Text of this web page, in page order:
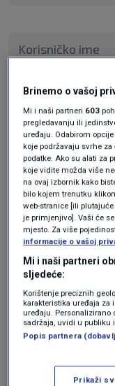
Brinemo o vašoj
Mi i naši partneri 603
pregledavanju ili
uređaju. Odabirom
koje podržavaju svrhe
podatke. Ako su alati za
koje vidite možda više
na ovaj izbornik kako
bilo kojem trenutku
web-stranice [ili
je primjenjivo]. Vaši će
mjesto. Za više
informacije o vašoj
Mi i naši partneri
sljedeće:
Korištenje preciznih
karakteristika uređaja za
uređaju. Personalizirano
sadržaja, uvidi u publiku
Popis partnera
Prikaži